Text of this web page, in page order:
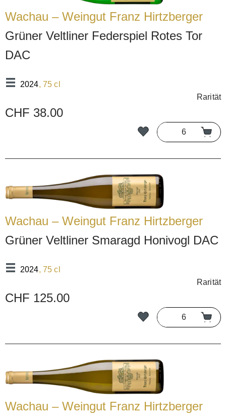
Wachau – Weingut Franz Hirtzberger
Grüner Veltliner Federspiel Rotes Tor
DAC
2024, 75 cl
Rarität
CHF 38.00
Wachau – Weingut Franz Hirtzberger
Grüner Veltliner Smaragd Honivogl DAC
2024, 75 cl
Rarität
CHF 125.00
Wachau – Weingut Franz Hirtzberger